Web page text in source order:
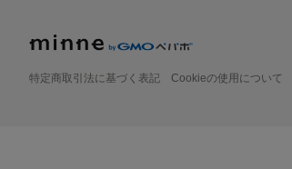
特定商取引法に基づく表記 Cookieの使用について